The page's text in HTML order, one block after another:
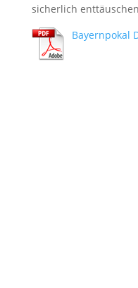
sicherlich
Bayernpokal